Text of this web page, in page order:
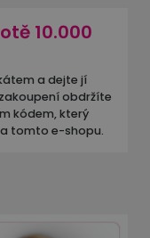
10.000
a dejte jí
obdržíte
kódem, který
tomto e-shopu.